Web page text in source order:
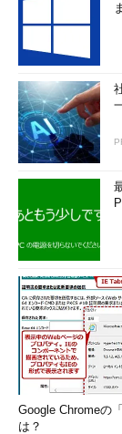
Google Chromeの
は？